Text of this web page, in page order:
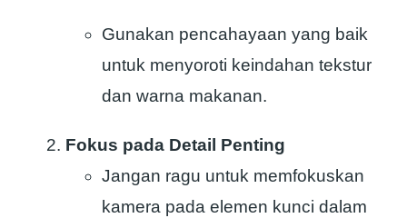
Gunakan pencahayaan yang baik
untuk menyoroti keindahan tekstur
dan warna makanan.
Fokus pada Detail Penting
Jangan ragu untuk memfokuskan
kamera pada elemen kunci dalam